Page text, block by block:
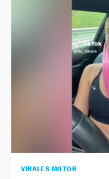
VIRALES MOTOR